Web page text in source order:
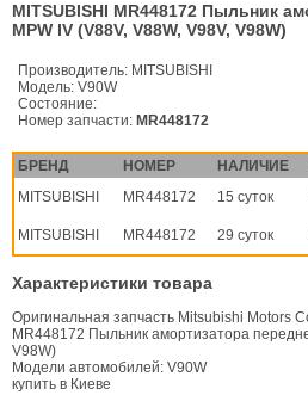
MITSUBISHI MR448172 Пыльник
MPW IV (V88V, V88W, V98V, V98W)
Производитель: MITSUBISHI
Модель: V90W
Состояние:
Номер запчасти: MR448172
БРЕНД НОМЕР НАЛИЧИЕ
MITSUBISHI
MR448172 15 суток
MITSUBISHI MR448172 29 суток
Характеристики товара
Оригинальная запчасть Mitsubishi Motors
MR448172 Пыльник амортизатора
V98W)
Модели автомобилей: V90W
купить в Киеве